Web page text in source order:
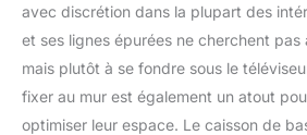
avec discrétion dans la plupart des
et ses lignes épurées ne cherchent pas
mais plutôt à se fondre sous le
fixer au mur est également un atout
optimiser leur espace. Le caisson de